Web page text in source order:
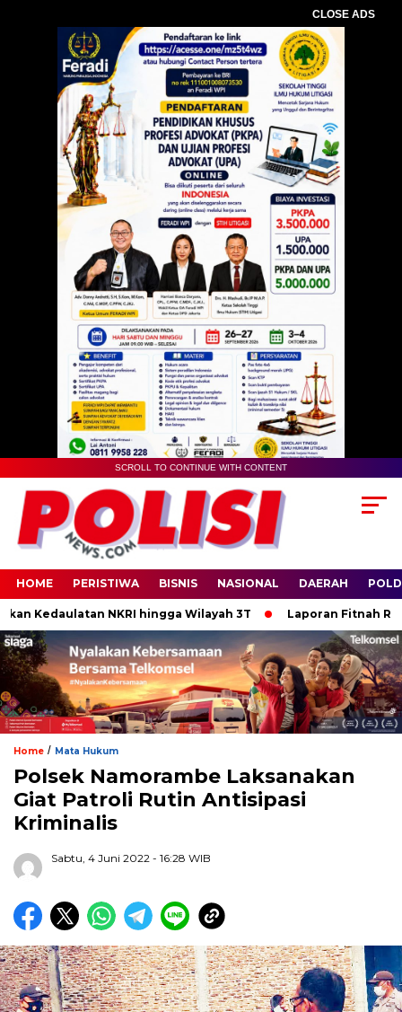
CLOSE ADS
SCROLL TO CONTINUE WITH CONTENT
HOME PERISTIWA BISNIS NASIONAL DAERAH
NKRI hingga Wilayah 3T Laporan Fitnah Rp250
Home / Mata Hukum
Polsek Namorambe Laksanakan
Giat Patroli Rutin Antisipasi
Kriminalis
Sabtu, 4 Juni 2022 - 16:28 WIB